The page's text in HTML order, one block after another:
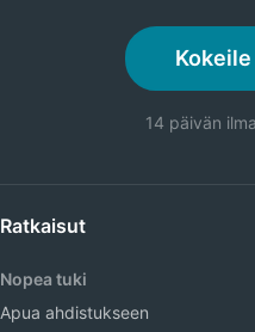
14 päivän
Ratkaisut
Nopea tuki
Apua ahdistukseen